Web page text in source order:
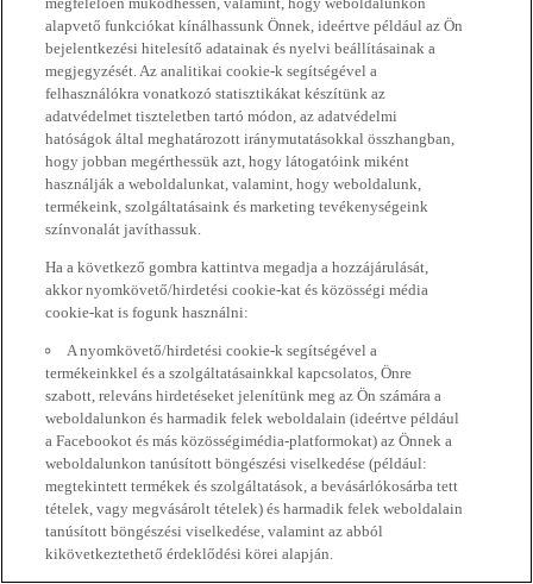
alapvető funkciókat kínálhassunk Önnek, ideértve például az Ön
bejelentkezési hitelesítő adatainak és nyelvi beállításainak a
megjegyzését. Az analitikai cookie-k segítségével a
felhasználókra vonatkozó statisztikákat készítünk az
adatvédelmet tiszteletben tartó módon, az adatvédelmi
hatóságok által meghatározott iránymutatásokkal összhangban,
hogy jobban megérthessük azt, hogy látogatóink miként
használják a weboldalunkat, valamint, hogy weboldalunk,
termékeink, szolgáltatásaink és marketing tevékenységeink
színvonalát javíthassuk.
Ha a következő gombra kattintva megadja a hozzájárulását,
akkor nyomkövető/hirdetési cookie-kat és közösségi média
cookie-kat is fogunk használni:
A nyomkövető/hirdetési cookie-k segítségével a
termékeinkkel és a szolgáltatásainkkal kapcsolatos, Önre
szabott, releváns hirdetéseket jelenítünk meg az Ön számára a
weboldalunkon és harmadik felek weboldalain (ideértve például
a Facebookot és más közösségimédia-platformokat) az Önnek a
weboldalunkon tanúsított böngészési viselkedése (például:
megtekintett termékek és szolgáltatások, a bevásárlókosárba tett
tételek, vagy megvásárolt tételek) és harmadik felek weboldalain
tanúsított böngészési viselkedése, valamint az abból
kikövetkeztethető érdeklődési körei alapján.